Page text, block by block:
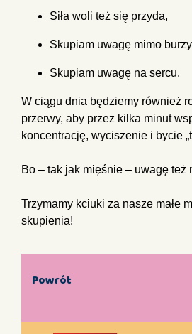
Siła woli też się przyda,
Skupiam uwagę mimo burzy
Skupiam uwagę na sercu.
W ciągu dnia będziemy również
przerwy, aby przez kilka minut
koncentrację, wyciszenie i bycie
Bo – tak jak mięśnie – uwagę też
Trzymamy kciuki za nasze małe
skupienia!
Powrót